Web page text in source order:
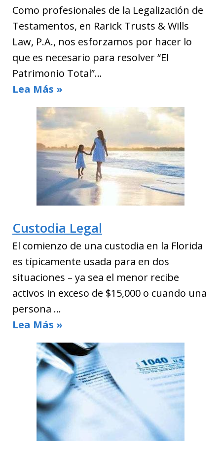
Como profesionales de la Legalización de
Testamentos, en Rarick Trusts & Wills
Law, P.A., nos esforzamos por hacer lo
que es necesario para resolver “El
Patrimonio Total”…
Lea Más »
Custodia Legal
El comienzo de una custodia en la Florida
es típicamente usada para en dos
situaciones – ya sea el menor recibe
activos in exceso de $15,000 o cuando una
persona …
Lea Más »